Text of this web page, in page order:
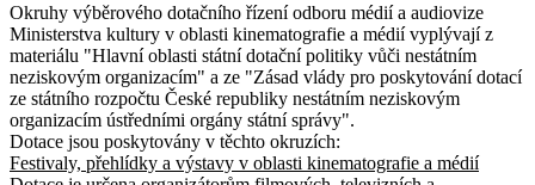
Okruhy výběrového dotačního řízení odboru médií a audiovize
Ministerstva kultury v oblasti kinematografie a médií vyplývají z
materiálu "Hlavní oblasti státní dotační politiky vůči nestátním
neziskovým organizacím" a ze "Zásad vlády pro poskytování dotací
ze státního rozpočtu České republiky nestátním neziskovým
organizacím ústředními orgány státní správy".
Dotace jsou poskytovány v těchto okruzích:
Festivaly, přehlídky a výstavy v oblasti kinematografie a médií